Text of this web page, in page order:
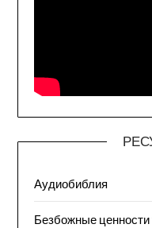
Аудиобиблия
Безбожные